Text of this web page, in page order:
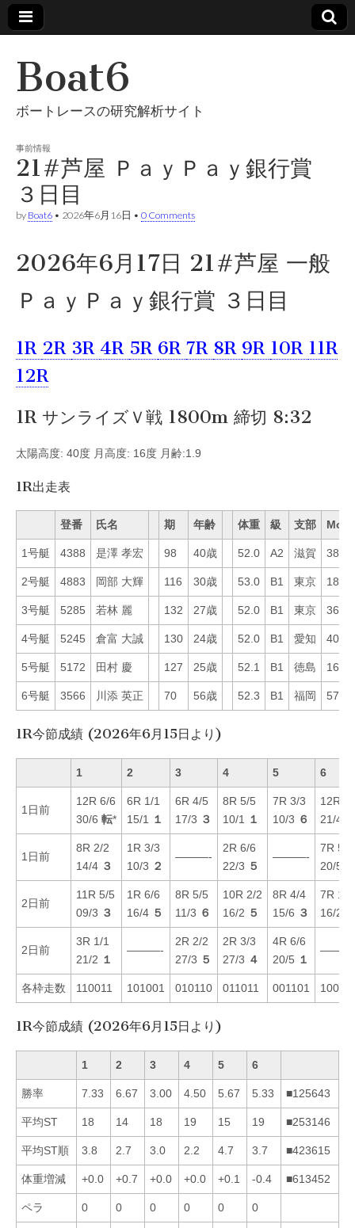
Boat6
ボートレースの研究解析サイト
事前情報
21#芦屋 ＰａｙＰａｙ銀行賞
３日目
by Boat6 • 2026年6月16日 • 0 Comments
2026年6月17日 21#芦屋 一般
ＰａｙＰａｙ銀行賞 ３日目
1R 2R 3R 4R 5R 6R 7R 8R 9R 10R 11R
12R
1R サンライズＶ戦 1800m 締切 8:32
太陽高度: 40度 月高度: 16度 月齢:1.9
1R出走表
登番 氏名 期 年齢 体重 級 支部 Mo
1号艇 4388 是澤 孝宏 98 40歳 52.0 A2 滋賀 38
2号艇 4883 岡部 大輝 116 30歳 53.0 B1 東京 18
3号艇 5285 若林 麗 132 27歳 52.0 B1 東京 36
4号艇 5245 倉富 大誠 130 24歳 52.0 B1 愛知 40
5号艇 5172 田村 慶 127 25歳 52.1 B1 徳島 16
6号艇 3566 川添 英正 70 56歳 52.3 B1 福岡 57
1R今節成績 (2026年6月15日より)
1 2 3 4 5 6
1日前
12R 6/6
30/6 転*
6R 1/1
15/1
１
6R 4/5
17/3 ３
8R 5/5
10/1
１
7R 3/3
10/3 ６
12R
21/4
1日前
8R 2/2
14/4 ３
1R 3/3
10/3 ２
———-
2R 6/6
22/3 ５
———-
7R 5/5
20/5
2日前
11R 5/5
09/3 ３
1R 6/6
16/4 ５
8R 5/5
11/3 ６
10R 2/2
16/2 ５
8R 4/4
15/6 ３
7R 1/1
16/2
2日前
3R 1/1
21/2 １
———-
2R 2/2
27/3 ５
2R 3/3
27/3 ４
4R 6/6
20/5 １
各枠走数 110011 101001 010110 011011 001101
1R今節成績 (2026年6月15日より)
1 2 3 4 5 6
勝率 7.33 6.67 3.00 4.50 5.67 5.33 ■125643
平均ST 18 14 18 19 15 19 ■253146
平均ST順 3.8 2.7 3.0 2.2 4.7 3.7 ■423615
体重増減 +0.0 +0.7 +0.0 +0.0 +0.1 -0.4 ■613452
ペラ 0 0 0 0 0 0